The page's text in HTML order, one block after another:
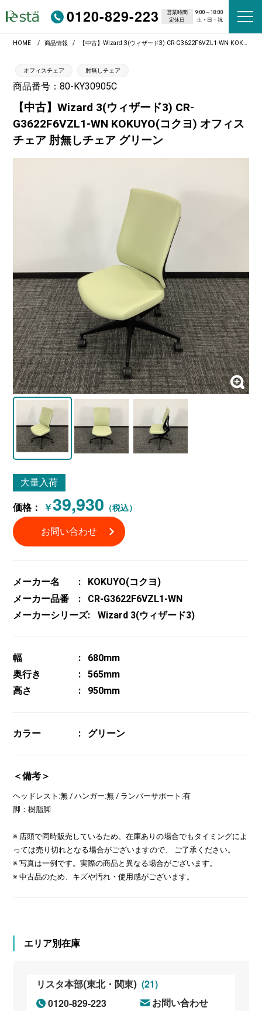
0120-829-223 営業時間
9:00～18:00
定休日
土・日・祝
HOME 商品情報 【中古】Wizard 3(ウィザード3) CR-G3622F6VZL1-WN KOKUYO(コクヨ) オフィスチェア 肘無しチェア グリーン
オフィスチェア 肘無しチェア
商品番号：80-KY30905C
【中古】Wizard 3(ウィザード3) CR-
G3622F6VZL1-WN KOKUYO(コクヨ) オフィス
チェア 肘無しチェア グリーン
大量入荷
価格： ￥39,930 （税込）
お問い合わせ
メーカー名
KOKUYO(コクヨ)
メーカー品番
CR-G3622F6VZL1-WN
メーカーシリーズ
Wizard 3(ウィザード3)
幅
680mm
奥行き
565mm
高さ
950mm
カラー グリーン
＜備考＞
ヘッドレスト:無 / ハンガー:無 / ランバーサポート:有
脚：樹脂脚
※ 店頭で同時販売しているため、在庫ありの場合でもタイミングによ
っては売り切れとなる場合がございますので、 ご了承ください。
※ 写真は一例です。実際の商品と異なる場合がございます。
※ 中古品のため、キズや汚れ・使用感がございます。
エリア別在庫
リスタ本部(東北・関東) (21)
0120-829-223
お問い合わせ